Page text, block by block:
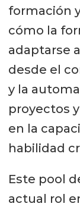
formación
cómo la
adaptarse
desde el
y la
proyectos
en la
habilidad
Este pool
actual rol